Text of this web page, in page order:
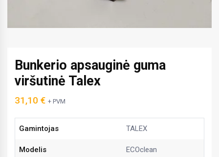
Bunkerio apsauginė guma
viršutinė Talex
31,10 € + PVM
Gamintojas TALEX
Modelis ECOclean